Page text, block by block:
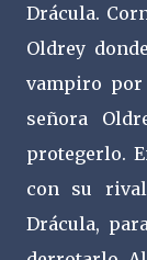
Drácula.
Oldrey
vampiro
señora
protegerlo.
con su
Drácula,